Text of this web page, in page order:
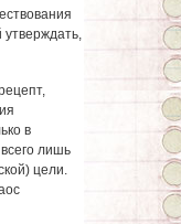
в
лишь
цели.